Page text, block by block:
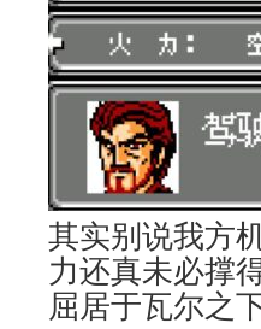
其实别说我方
力还真未必撑
屈居于瓦尔之